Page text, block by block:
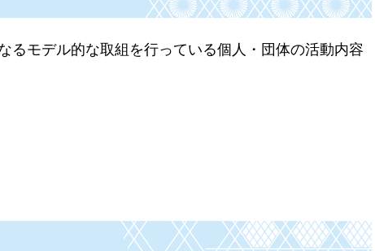
るモデル的な取組を行っている個人・団体の活動内容